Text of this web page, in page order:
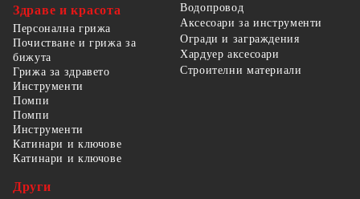
Здраве и красота
Персонална грижа
Почистване и грижа за
бижута
Грижа за здравето
Водопровод
Аксесоари за инструменти
Огради и заграждения
Хардуер аксесоари
Строителни материали
Инструменти
Помпи
Помпи
Инструменти
Катинари и ключове
Катинари и ключове
Други